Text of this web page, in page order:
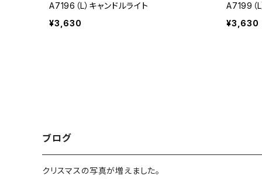
A7196（L）キャンドルライト
¥3,630
A7199（L
¥3,630
ブログ
クリスマスの写真が増えました。